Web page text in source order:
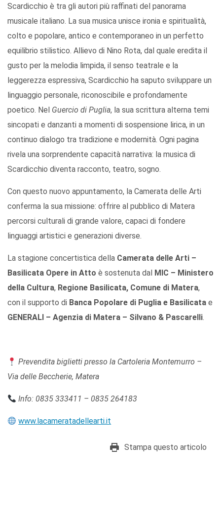
Scardicchio è tra gli autori più raffinati del panorama
musicale italiano. La sua musica unisce ironia e spiritualità,
colto e popolare, antico e contemporaneo in un perfetto
equilibrio stilistico. Allievo di Nino Rota, dal quale eredita il
gusto per la melodia limpida, il senso teatrale e la
leggerezza espressiva, Scardicchio ha saputo sviluppare un
linguaggio personale, riconoscibile e profondamente
poetico. Nel Guercio di Puglia, la sua scrittura alterna temi
sincopati e danzanti a momenti di sospensione lirica, in un
continuo dialogo tra tradizione e modernità. Ogni pagina
rivela una sorprendente capacità narrativa: la musica di
Scardicchio diventa racconto, teatro, sogno.
Con questo nuovo appuntamento, la Camerata delle Arti
conferma la sua missione: offrire al pubblico di Matera
percorsi culturali di grande valore, capaci di fondere
linguaggi artistici e generazioni diverse.
La stagione concertistica della Camerata delle Arti –
Basilicata Opere in Atto è sostenuta dal MIC – Ministero
della Cultura, Regione Basilicata, Comune di Matera,
con il supporto di Banca Popolare di Puglia e Basilicata e
GENERALI – Agenzia di Matera – Silvano & Pascarelli.
Prevendita biglietti presso la Cartoleria Montemurro –
Via delle Beccherie, Matera
Info: 0835 333411 – 0835 264183
www.lacameratadellearti.it
Stampa questo articolo